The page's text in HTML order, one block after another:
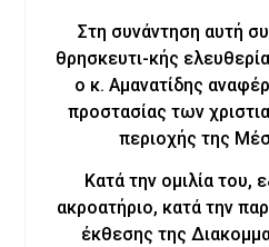
Στη συνάντηση αυτή
θρησκευτι-κής
ο κ. Αμανατίδης
προστασίας των
περιοχής της
Κατά την ομιλία του,
ακροατήριο, κατά την
έκθεσης της